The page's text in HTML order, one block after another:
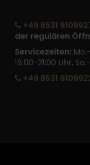
+49 8531
der regulären
Servicezeiten:
18:00-21:00 Uhr,
+49 8531